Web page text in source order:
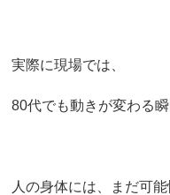
実際に現場では、
80代でも動きが変わる
人の身体には、まだ可能